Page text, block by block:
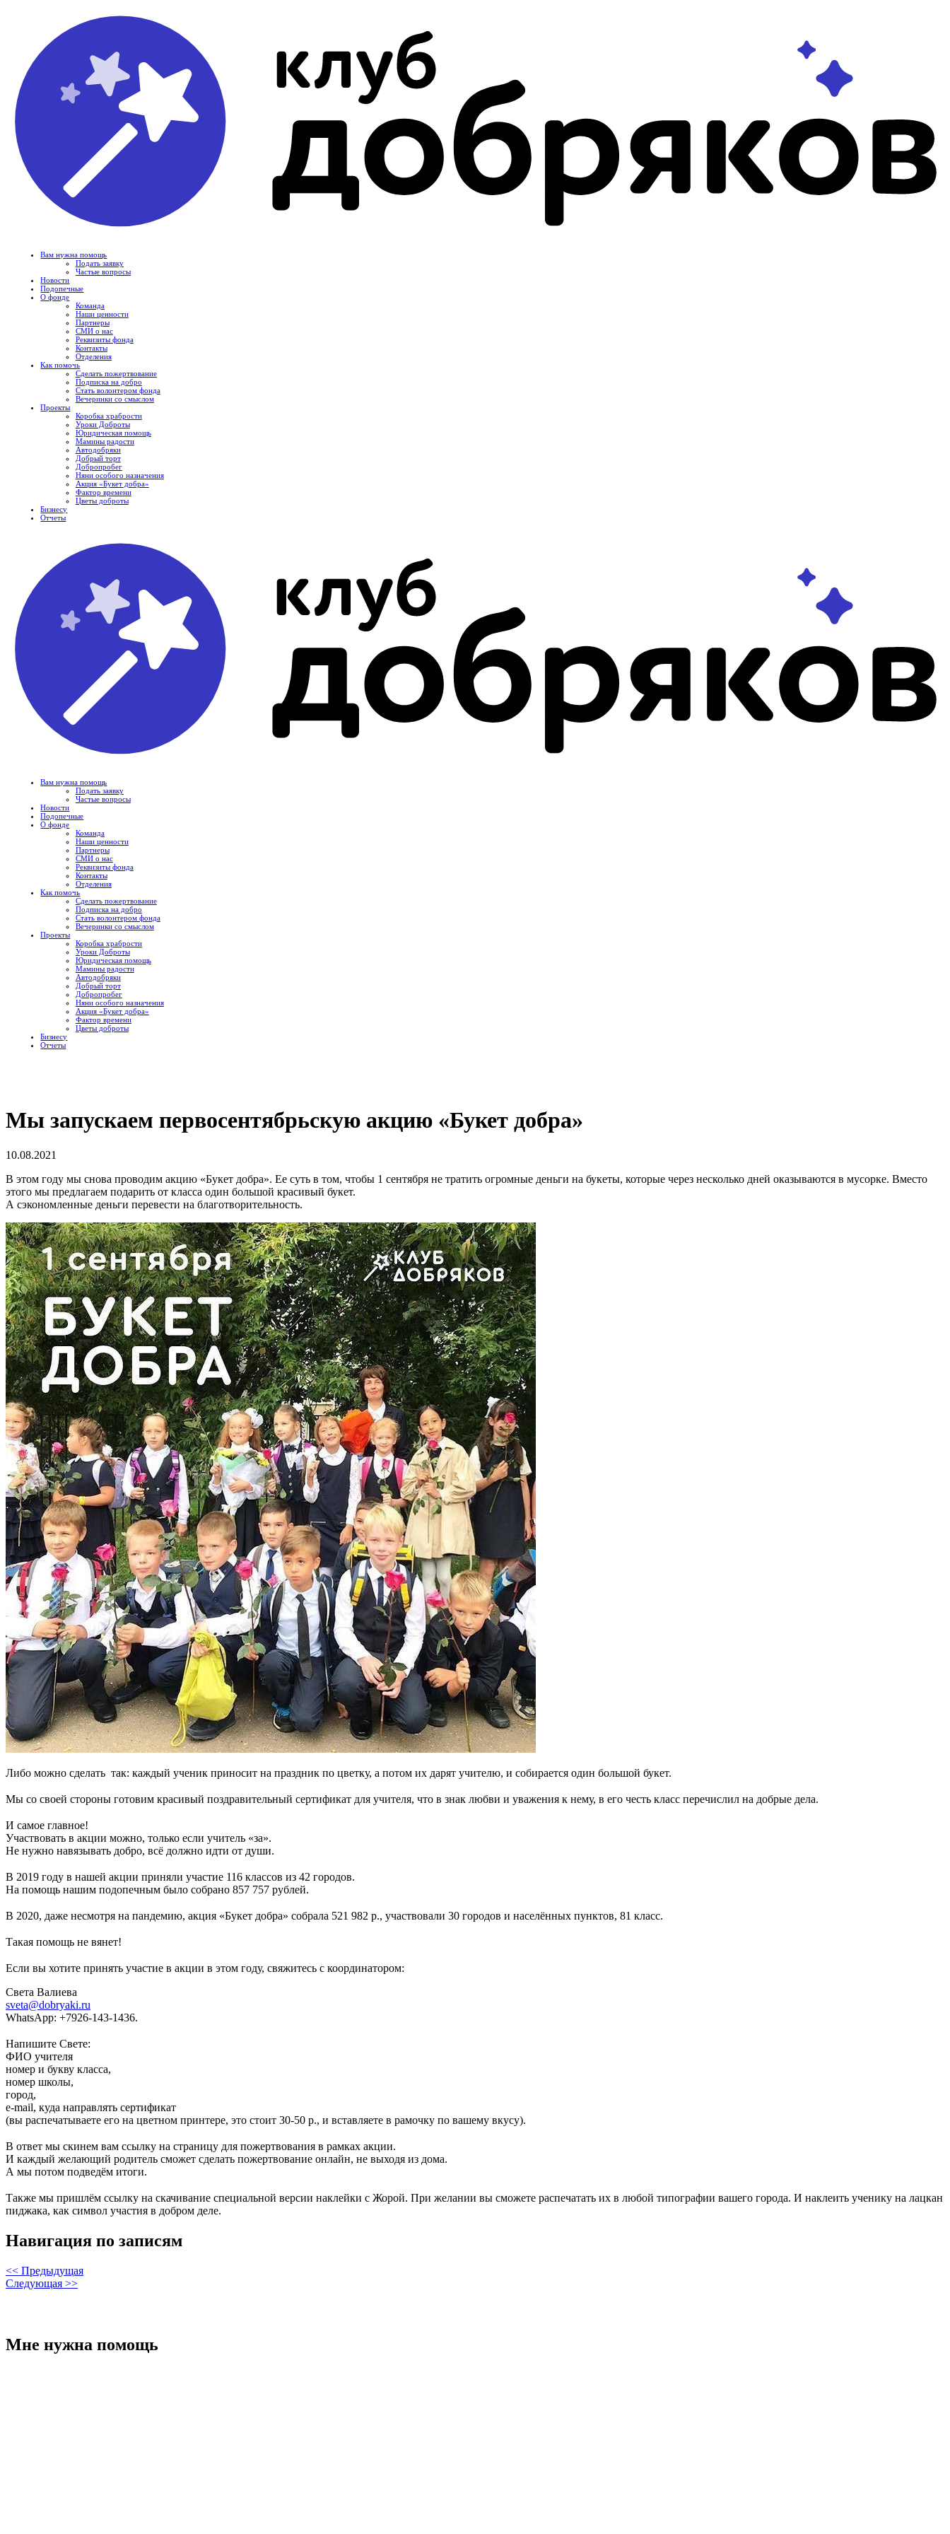
Вам нужна помощь
Подать заявку
Частые вопросы
Новости
Подопечные
О фонде
Команда
Наши ценности
Партнеры
СМИ о нас
Реквизиты фонда
Контакты
Отделения
Как помочь
Сделать пожертвование
Подписка на добро
Стать волонтером фонда
Вечеринки со смыслом
Проекты
Коробка храбрости
Уроки Доброты
Юридическая помощь
Мамины радости
Автодобряки
Добрый торт
Добропробег
Няни особого назначения
Акция «Букет добра»
Фактор времени
Цветы доброты
Бизнесу
Отчеты
Вам нужна помощь
Подать заявку
Частые вопросы
Новости
Подопечные
О фонде
Команда
Наши ценности
Партнеры
СМИ о нас
Реквизиты фонда
Контакты
Отделения
Как помочь
Сделать пожертвование
Подписка на добро
Стать волонтером фонда
Вечеринки со смыслом
Проекты
Коробка храбрости
Уроки Доброты
Юридическая помощь
Мамины радости
Автодобряки
Добрый торт
Добропробег
Няни особого назначения
Акция «Букет добра»
Фактор времени
Цветы доброты
Бизнесу
Отчеты
Мы запускаем первосентябрьскую акцию «Букет добра»
10.08.2021
В этом году мы снова проводим акцию «Букет добра». Ее суть в том, чтобы 1 сентября не тратить огромные деньги на букеты, которые через несколько дней оказываются в мусорке. Вместо
этого мы предлагаем подарить от класса один большой красивый букет.
А сэкономленные деньги перевести на благотворительность.
Либо можно сделать так: каждый ученик приносит на праздник по цветку, а потом их дарят учителю, и собирается один большой букет.
Мы со своей стороны готовим красивый поздравительный сертификат для учителя, что в знак любви и уважения к нему, в его честь класс перечислил на добрые дела.
И самое главное!
Участвовать в акции можно, только если учитель «за».
Не нужно навязывать добро, всё должно идти от души.
В 2019 году в нашей акции приняли участие 116 классов из 42 городов.
На помощь нашим подопечным было собрано 857 757 рублей.
В 2020, даже несмотря на пандемию, акция «Букет добра» собрала 521 982 р., участвовали 30 городов и населённых пунктов, 81 класс.
Такая помощь не вянет!
Если вы хотите принять участие в акции в этом году, свяжитесь с координатором:
Света Валиева
sveta@dobryaki.ru
WhatsApp: +7926-143-1436.
Напишите Свете:
ФИО учителя
номер и букву класса,
номер школы,
город,
e-mail, куда направлять сертификат
(вы распечатываете его на цветном принтере, это стоит 30-50 р., и вставляете в рамочку по вашему вкусу).
В ответ мы скинем вам ссылку на страницу для пожертвования в рамках акции.
И каждый желающий родитель сможет сделать пожертвование онлайн, не выходя из дома.
А мы потом подведём итоги.
Также мы пришлём ссылку на скачивание специальной версии наклейки с Жорой. При желании вы сможете распечатать их в любой типографии вашего города. И наклеить ученику на лацкан
пиджака, как символ участия в добром деле.
Навигация по записям
<< Предыдущая
Следующая >>
Мне нужна помощь